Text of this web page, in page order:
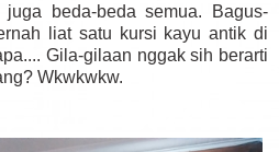
beda-beda semua. Bagus-
liat satu kursi kayu antik di
Gila-gilaan nggak sih berarti
Wkwkwkw.